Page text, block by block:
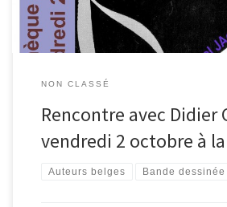
NON CLASSÉ
Rencontre avec Didier
vendredi 2 octobre à
Auteurs belges Bande dessinée